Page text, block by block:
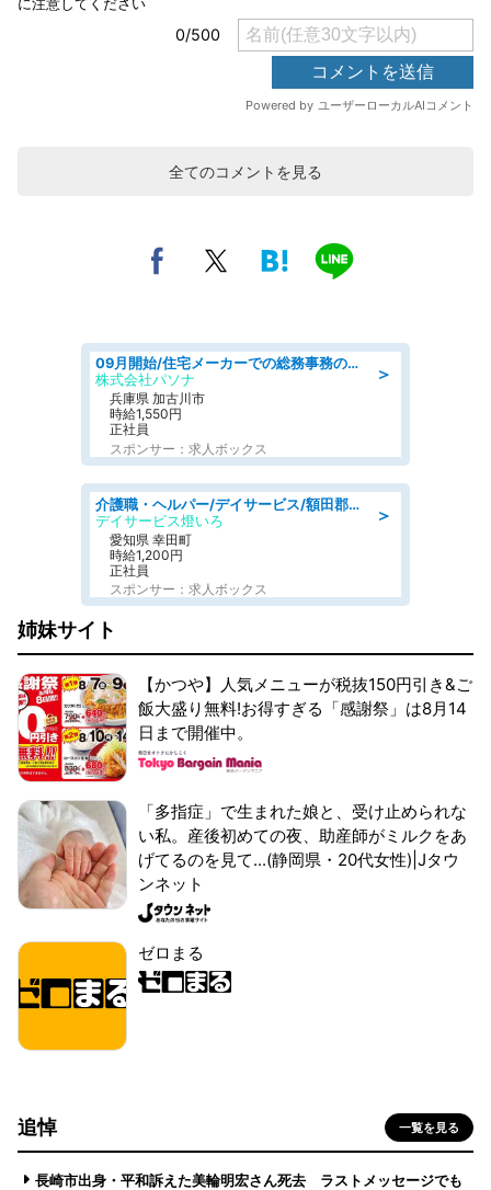
全てのコメントを見る
＞
09月開始/住宅メーカーでの総務事務のお仕事/駅近/車通勤可/一般事務/人事労務
株式会社パソナ
兵庫県 加古川市
時給1,550円
正社員
スポンサー：求人ボックス
＞
介護職・ヘルパー/デイサービス/額田郡幸田町/JR東海道本線 幸田/愛知県
デイサービス燈いろ
愛知県 幸田町
時給1,200円
正社員
スポンサー：求人ボックス
姉妹サイト
【かつや】人気メニューが税抜150円引き&ご
飯大盛り無料!お得すぎる「感謝祭」は8月14
日まで開催中。
「多指症」で生まれた娘と、受け止められな
い私。産後初めての夜、助産師がミルクをあ
げてるのを見て...(静岡県・20代女性)|Jタウ
ンネット
ゼロまる
追悼 一覧を見る
長崎市出身・平和訴えた美輪明宏さん死去 ラストメッセージでも